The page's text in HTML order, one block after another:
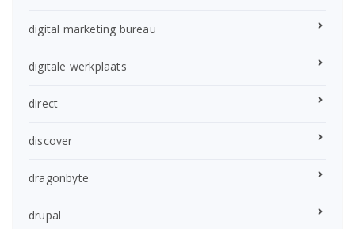
digital marketing bureau
digitale werkplaats
direct
discover
dragonbyte
drupal